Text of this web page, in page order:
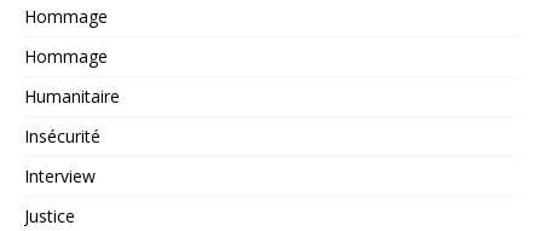
Hommage
Hommage
Humanitaire
Insécurité
Interview
Justice